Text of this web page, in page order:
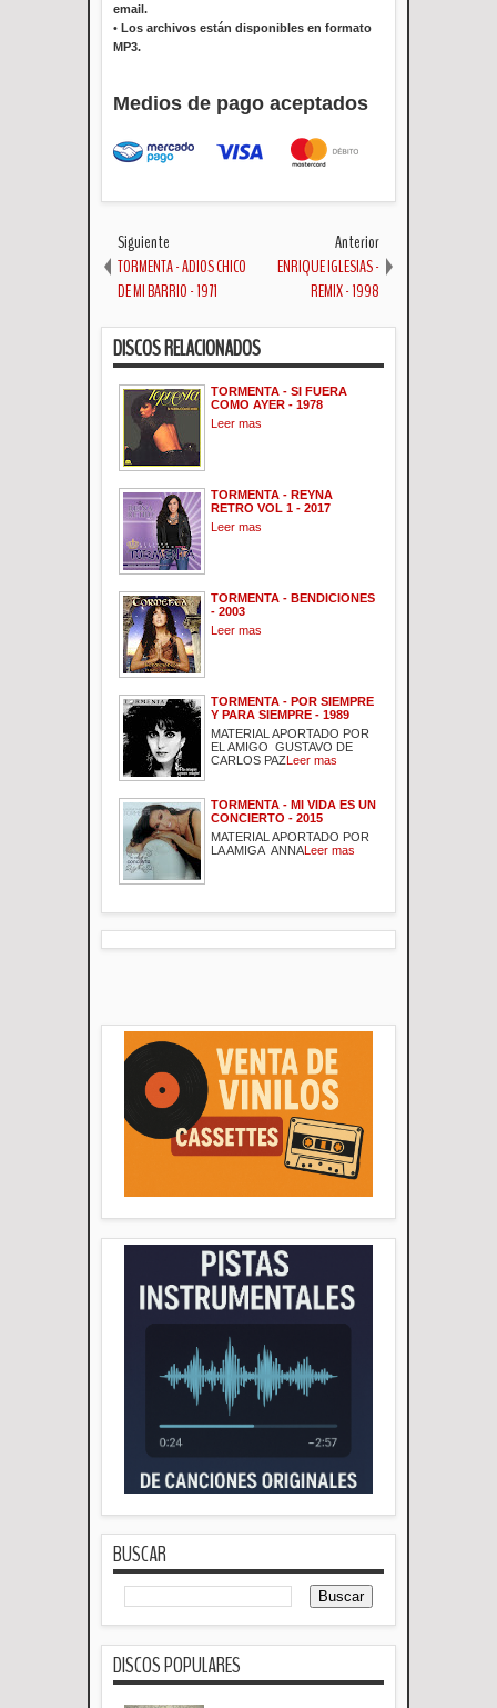
email.
• Los archivos están disponibles en formato
MP3.
Medios de pago aceptados
Siguiente
TORMENTA - ADIOS CHICO
DE MI BARRIO - 1971
Anterior
ENRIQUE IGLESIAS -
REMIX - 1998
DISCOS RELACIONADOS
TORMENTA - SI FUERA
COMO AYER - 1978
Leer mas
TORMENTA - REYNA
RETRO VOL 1 - 2017
Leer mas
TORMENTA - BENDICIONES
- 2003
Leer mas
TORMENTA - POR SIEMPRE
Y PARA SIEMPRE - 1989
MATERIAL APORTADO POR
EL AMIGO GUSTAVO DE
CARLOS PAZLeer mas
TORMENTA - MI VIDA ES UN
CONCIERTO - 2015
MATERIAL APORTADO POR
LA AMIGA ANNALeer mas
BUSCAR
DISCOS POPULARES